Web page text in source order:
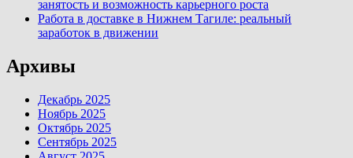
занятость и возможность карьерного роста
Работа в доставке в Нижнем Тагиле: реальный
заработок в движении
Архивы
Декабрь 2025
Ноябрь 2025
Октябрь 2025
Сентябрь 2025